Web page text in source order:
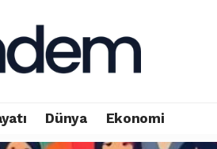
Dünya Ekonomi